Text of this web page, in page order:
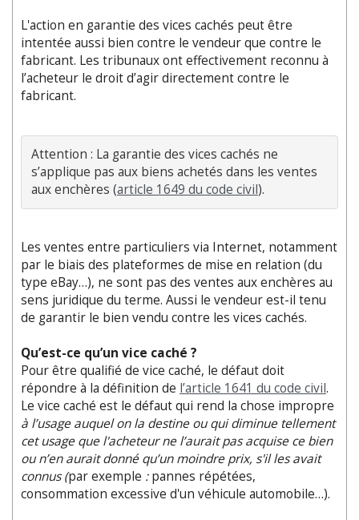
L'action en garantie des vices cachés peut être
intentée aussi bien contre le vendeur que contre le
fabricant. Les tribunaux ont effectivement reconnu à
l’acheteur le droit d’agir directement contre le
fabricant.
Attention : La garantie des vices cachés ne
s’applique pas aux biens achetés dans les ventes
aux enchères (article 1649 du code civil).
Les ventes entre particuliers via Internet, notamment
par le biais des plateformes de mise en relation (du
type eBay…), ne sont pas des ventes aux enchères au
sens juridique du terme. Aussi le vendeur est-il tenu
de garantir le bien vendu contre les vices cachés.
Qu’est-ce qu’un vice caché ?
Pour être qualifié de vice caché, le défaut doit
répondre à la définition de l’article 1641 du code civil.
Le vice caché est le défaut qui rend la chose impropre
à l’usage auquel on la destine ou qui diminue tellement
cet usage que l'acheteur ne l’aurait pas acquise ce bien
ou n’en aurait donné qu’un moindre prix, s'il les avait
connus (par exemple :pannes répétées,
consommation excessive d'un véhicule automobile…).